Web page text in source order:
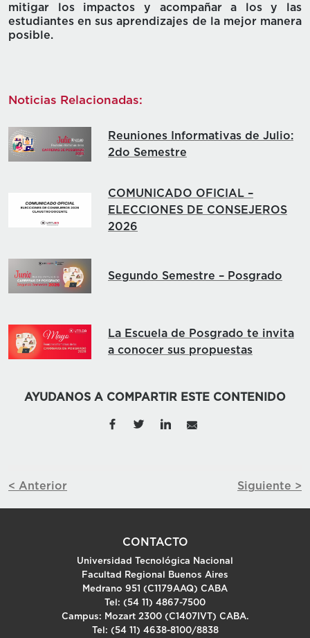
mitigar los impactos y acompañar a los y las
estudiantes en sus aprendizajes de la mejor manera
posible.
Noticias Relacionadas:
Reuniones Informativas de Julio:
2do Semestre
COMUNICADO OFICIAL –
ELECCIONES DE CONSEJEROS
2026
Segundo Semestre – Posgrado
La Escuela de Posgrado te invita
a conocer sus propuestas
AYUDANOS A COMPARTIR ESTE CONTENIDO
< Anterior Siguiente >
CONTACTO
Universidad Tecnológica Nacional
Facultad Regional Buenos Aires
Medrano 951 (C1179AAQ) CABA
Tel: (54 11) 4867-7500
Campus: Mozart 2300 (C1407IVT) CABA.
Tel: (54 11) 4638-8100/8838